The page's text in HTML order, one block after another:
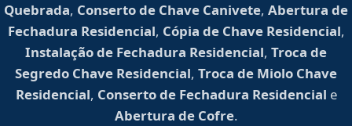
Quebrada, Conserto de Chave Canivete, Abertura de
Fechadura Residencial, Cópia de Chave Residencial,
Instalação de Fechadura Residencial, Troca de
Segredo Chave Residencial, Troca de Miolo Chave
Residencial, Conserto de Fechadura Residencial e
Abertura de Cofre.